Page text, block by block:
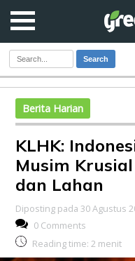
Search
Berita Harian
KLHK:
Musim
dan Lahan
Diposting pada 30 Agustus
0 Comments
Reading time: 2 menit